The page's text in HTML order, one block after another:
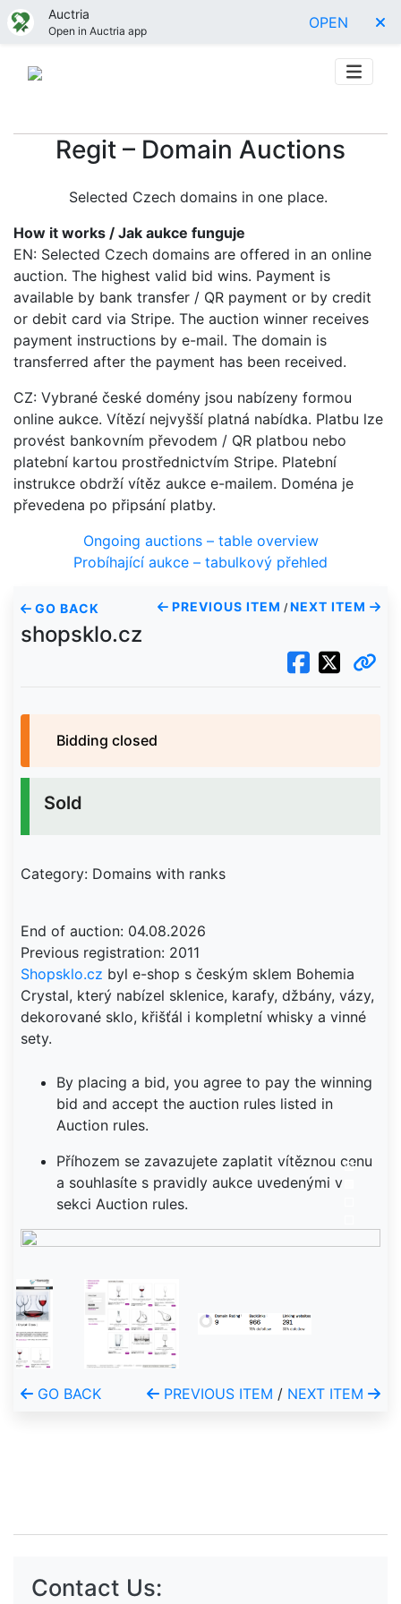
Auctria
Open in Auctria app OPEN
Regit – Domain Auctions
Selected Czech domains in one place.
How it works / Jak aukce funguje
EN: Selected Czech domains are offered in an online
auction. The highest valid bid wins. Payment is
available by bank transfer / QR payment or by credit
or debit card via Stripe. The auction winner receives
payment instructions by e-mail. The domain is
transferred after the payment has been received.
CZ: Vybrané české domény jsou nabízeny formou
online aukce. Vítězí nejvyšší platná nabídka. Platbu lze
provést bankovním převodem / QR platbou nebo
platební kartou prostřednictvím Stripe. Platební
instrukce obdrží vítěz aukce e-mailem. Doména je
převedena po připsání platby.
Ongoing auctions – table overview
Probíhající aukce – tabulkový přehled
GO BACK PREVIOUS ITEM / NEXT ITEM
shopsklo.cz
Bidding closed
Sold
Category: Domains with ranks
End of auction: 04.08.2026
Shopsklo.cz byl e-shop s českým sklem Bohemia
Crystal, který nabízel sklenice, karafy, džbány, vázy,
dekorované sklo, křišťál i kompletní whisky a vinné
sety.
By placing a bid, you agree to pay the winning
bid and accept the auction rules listed in
Auction rules.
Příhozem se zavazujete zaplatit vítěznou cenu
a souhlasíte s pravidly aukce uvedenými v
sekci Auction rules.
GO BACK PREVIOUS ITEM / NEXT ITEM
Contact Us: